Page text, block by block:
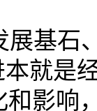
展基石
就是
和影响